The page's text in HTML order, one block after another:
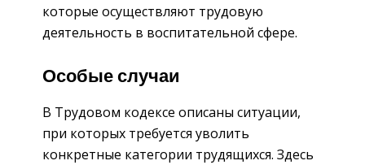
которые осуществляют трудовую
деятельность в воспитательной сфере.
Особые случаи
В Трудовом кодексе описаны ситуации,
при которых требуется уволить
конкретные категории трудящихся. Здесь